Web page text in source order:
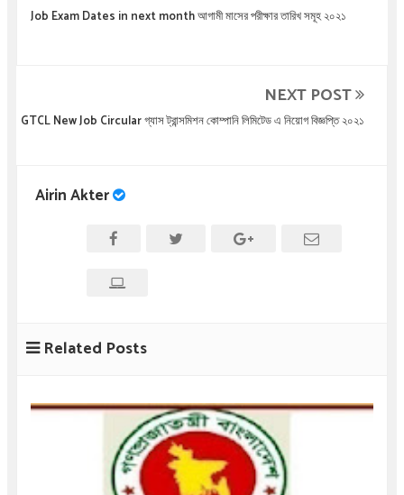
Job Exam Dates in next month আগামী মাসের পরীক্ষার তারিখ সমূহ ২০২১
NEXT POST
GTCL New Job Circular গ্যাস ট্রান্সমিশন কোম্পানি লিমিটেড এ নিয়োগ বিজ্ঞপ্তি ২০২১
Airin Akter
Related Posts